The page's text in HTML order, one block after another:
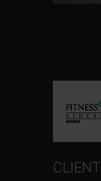
CLIENT